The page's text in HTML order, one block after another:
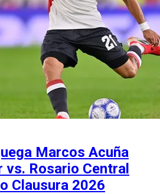
Marcos Acuña
vs. Rosario Central
Clausura 2026